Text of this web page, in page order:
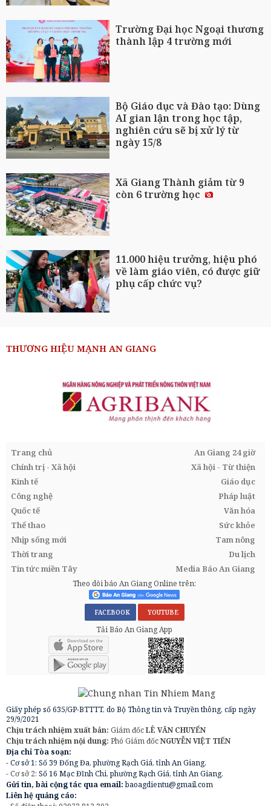
Trường Đại học Ngoại thương
thành lập 4 trường mới
Bộ Giáo dục và Đào tạo: Dùng
AI gian lận trong học tập,
nghiên cứu sẽ bị xử lý từ
ngày 15/8
Xã Giang Thành giảm từ 9
còn 6 trường học
11.000 hiệu trưởng, hiệu phó
về làm giáo viên, có được giữ
phụ cấp chức vụ?
THƯƠNG HIỆU MẠNH AN GIANG
Trang chủ
An Giang 24 giờ
Chính trị - Xã hội
Xã hội - Từ thiện
Kinh tế
Giáo dục
Công nghệ
Pháp luật
Quốc tế
Văn hóa
Thể thao
Sức khỏe
Nhịp sống mới
Tam nông
Thời trang
Du lịch
Tin tức miền Tây
Media Báo An Giang
Theo dõi báo An Giang Online trên:
FACEBOOK YOUTUBE
Tải Báo An Giang App
Giấy phép số 635/GP-BTTTT, do Bộ Thông tin và Truyền thông, cấp ngày
29/9/2021
Chịu trách nhiệm xuất bản: Giám đốcLÊ VĂN CHUYỂN
Chịu trách nhiệm nội dung: Phó Giám đốcNGUYỄN VIỆT TIẾN
Địa chỉ Tòa soạn:
- Cơ sở 1: Số 39 Đống Đa, phường Rạch Giá, tỉnh An Giang.
- Cơ sở 2: Số 16 Mạc Đĩnh Chi, phường Rạch Giá, tỉnh An Giang.
Gửi tin, bài cộng tác qua email:baoagdientu@gmail.com
Liên hệ quảng cáo: